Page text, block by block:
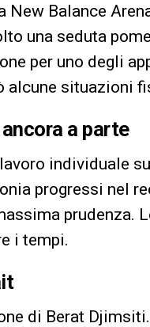
New Balance
una seduta
per uno degli
alcune situazioni
a parte
individuale
progressi nel
prudenza.
i tempi.
di Berat